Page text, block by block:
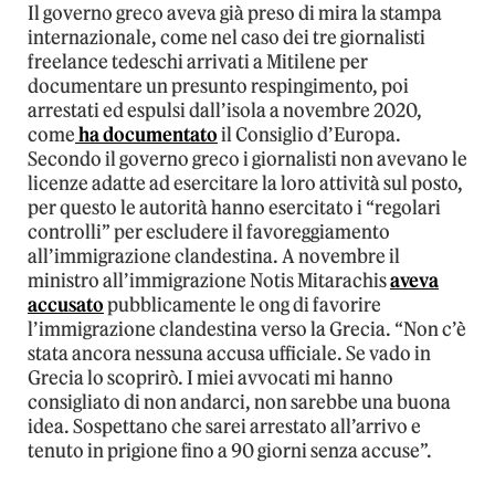
Il governo greco aveva già preso di mira la stampa
internazionale, come nel caso dei tre giornalisti
freelance tedeschi arrivati a Mitilene per
documentare un presunto respingimento, poi
arrestati ed espulsi dall’isola a novembre 2020,
comeha documentatoil Consiglio d’Europa.
Secondo il governo greco i giornalisti non avevano le
licenze adatte ad esercitare la loro attività sul posto,
per questo le autorità hanno esercitato i “regolari
controlli” per escludere il favoreggiamento
all’immigrazione clandestina. A novembre il
ministro all’immigrazione Notis Mitarachisaveva
accusatopubblicamente le ong di favorire
l’immigrazione clandestina verso la Grecia. “Non c’è
stata ancora nessuna accusa ufficiale. Se vado in
Grecia lo scoprirò. I miei avvocati mi hanno
consigliato di non andarci, non sarebbe una buona
idea. Sospettano che sarei arrestato all’arrivo e
tenuto in prigione fino a 90 giorni senza accuse”.